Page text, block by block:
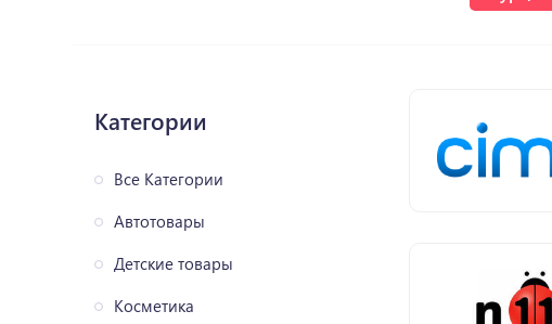
Категории
Все Категории
Автотовары
Детские товары
Косметика